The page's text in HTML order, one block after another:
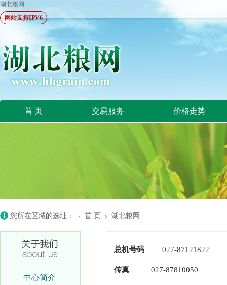
湖北粮网
网站支持IPV6
首 页 交易服务 价格走势
您所在区域的选址： › 首 页 › 湖北粮网
中心简介
总机号码 027-87121822
传真 027-87810050